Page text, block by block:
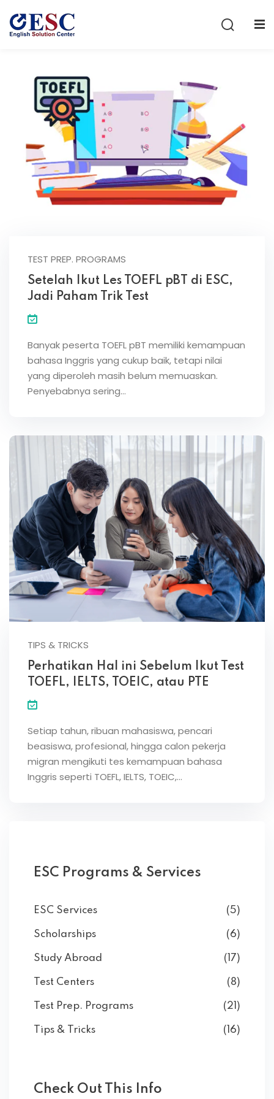
TEST PREP. PROGRAMS
Setelah Ikut Les TOEFL pBT di ESC,
Jadi Paham Trik Test
Banyak peserta TOEFL pBT memiliki kemampuan
bahasa Inggris yang cukup baik, tetapi nilai
yang diperoleh masih belum memuaskan.
Penyebabnya sering…
TIPS & TRICKS
Perhatikan Hal ini Sebelum Ikut Test
TOEFL, IELTS, TOEIC, atau PTE
Setiap tahun, ribuan mahasiswa, pencari
beasiswa, profesional, hingga calon pekerja
migran mengikuti tes kemampuan bahasa
Inggris seperti TOEFL, IELTS, TOEIC,…
ESC Programs & Services
ESC Services (5)
Scholarships (6)
Study Abroad (17)
Test Centers (8)
Test Prep. Programs (21)
Tips & Tricks (16)
Check Out This Info
Don’t have an account? Sign up